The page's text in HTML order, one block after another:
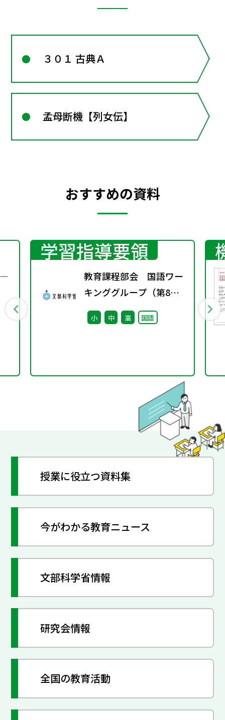
３０１ 古典Ａ
孟母断機【列女伝】
おすすめの資料
―
学習指導要領
教育課程部会 国語ワー
キンググループ（第8
回） 配付資料
小 中 高 国語
授業に役立つ資料集
今がわかる教育ニュース
文部科学省情報
研究会情報
全国の教育活動